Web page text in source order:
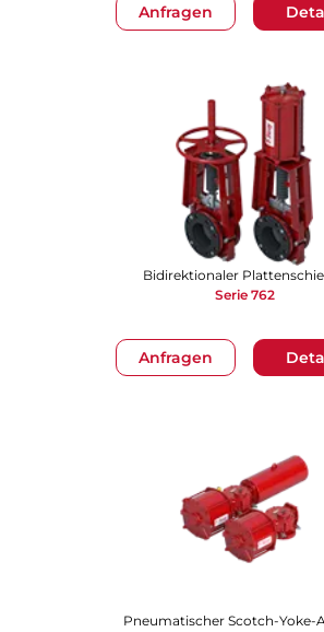
Anfragen
Anfragen
Bidirektionaler
Serie 762
Pneumatischer Scotch-Yoke-